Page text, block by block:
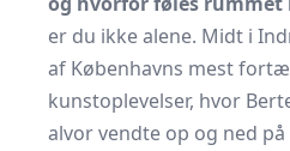
er du ikke alene. Midt i
af Københavns mest
kunstoplevelser, hvor
alvor vendte op og ned